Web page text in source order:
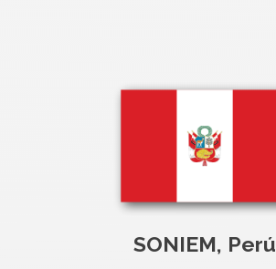
SONIEM, Perú